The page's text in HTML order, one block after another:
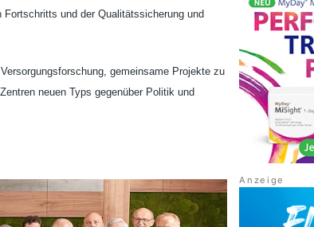
und der Qualitätssicherung und
gemeinsame Projekte zu
neuen Typs gegenüber Politik und